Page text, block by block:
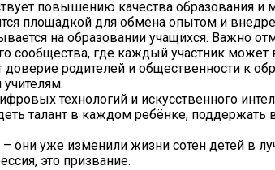
повышению качества образования и
площадкой для обмена опытом и
на образовании учащихся. Важно
сообщества, где каждый участник может
доверие родителей и общественности к
технологий и искусственного
талант в каждом ребёнке, поддержать
они уже изменили жизни сотен детей в
это призвание.